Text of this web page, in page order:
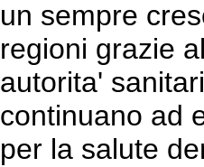
un sempre
regioni grazie
autorita'
continuano ad
per la salute